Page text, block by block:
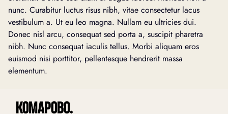
nunc. Curabitur luctus risus nibh, vitae consectetur lacus
vestibulum a. Ut eu leo magna. Nullam eu ultricies dui.
Donec nisl arcu, consequat sed porta a, suscipit pharetra
nibh. Nunc consequat iaculis tellus. Morbi aliquam eros
euismod nisi porttitor, pellentesque hendrerit massa
elementum.